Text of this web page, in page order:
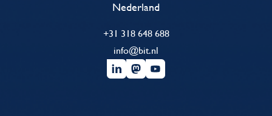
Nederland
+31 318 648 688
info@bit.nl